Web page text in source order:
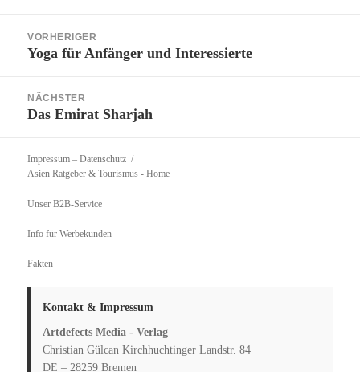
VORHERIGER
Vorheriger
Yoga für Anfänger und Interessierte
NÄCHSTER
Nächster
Das Emirat Sharjah
Impressum – Datenschutz
Asien Ratgeber & Tourismus - Home
Unser B2B-Service
Info für Werbekunden
Fakten
Kontakt & Impressum
Artdefects Media - Verlag
Christian Gülcan Kirchhuchtinger Landstr. 84
DE – 28259 Bremen